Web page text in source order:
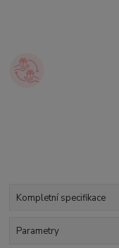
Kompletní specifikace
Parametry